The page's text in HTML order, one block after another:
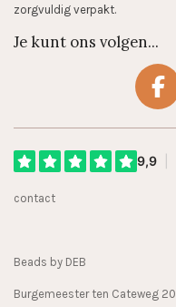
zorgvuldig verpakt.
Je kunt ons volgen...
F
e
contact
Beads by DEB
Burgemeester ten Cateweg 20